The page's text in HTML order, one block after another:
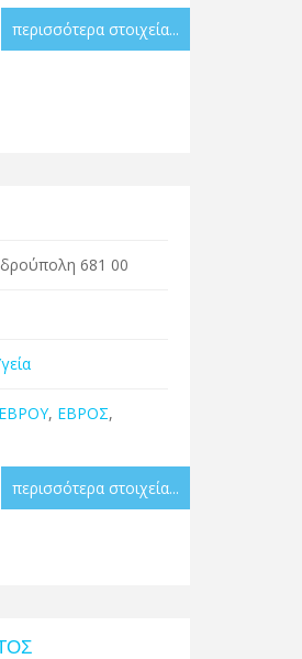
περισσότερα στοιχεία...
681 00
, ΕΒΡΟΣ,
περισσότερα στοιχεία...